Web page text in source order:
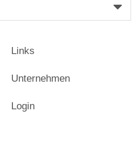
Links
Unternehmen
Login